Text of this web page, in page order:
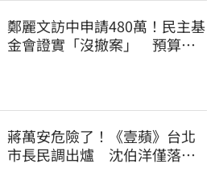
鄭麗文訪中申請480萬！民主基
金會證實「沒撤案」 預算被
蔣萬安危險了！《壹蘋》台北
市長民調出爐 沈伯洋僅落後